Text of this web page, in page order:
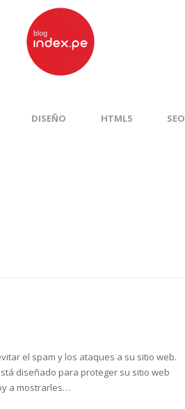
DISEÑO HTML5 SEO
el spam y los ataques a su sitio web.
diseñado para proteger su sitio web
a mostrarles…